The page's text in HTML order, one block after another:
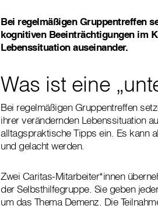
Bei regelmäßigen Gruppentreffen
kognitiven Beeinträchtigungen im
Lebenssituation auseinander.
Was ist eine
Bei regelmäßigen Gruppentreffen
ihrer verändernden Lebenssituation
alltagspraktische Tipps ein. Es kann
und gelacht werden.
Zwei Caritas-Mitarbeiter*innen
der Selbsthilfegruppe. Sie geben
um das Thema Demenz. Die